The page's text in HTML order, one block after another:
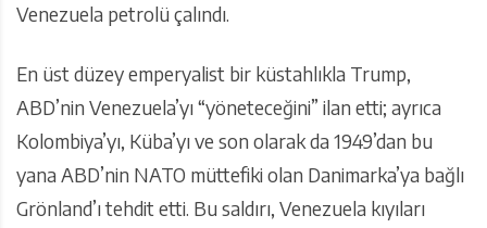
Venezuela petrolü çalındı.
En üst düzey emperyalist bir küstahlıkla Trump,
ABD’nin Venezuela’yı “yöneteceğini” ilan etti; ayrıca
Kolombiya’yı, Küba’yı ve son olarak da 1949’dan bu
yana ABD’nin NATO müttefiki olan Danimarka’ya bağlı
Grönland’ı tehdit etti. Bu saldırı, Venezuela kıyıları